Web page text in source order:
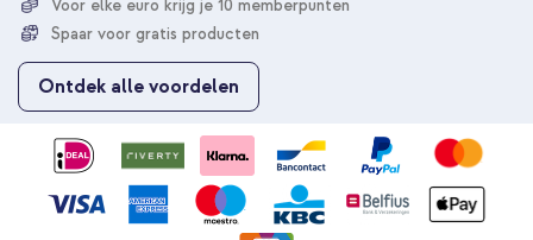
o
p
z
Voor elke euro krijg je 10 memberpunten
Spaar voor gratis producten
Ontdek alle voordelen